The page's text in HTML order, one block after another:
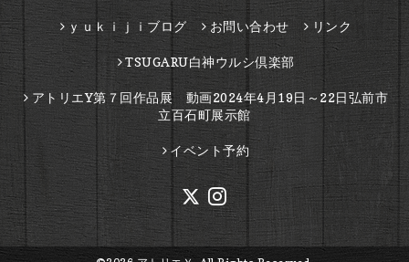
ｙｕｋｉｊｉブログ お問い合わせ リンク
TSUGARU白神ウルシ倶楽部
アトリエY第７回作品展 動画2024年4月19日～22日弘前市
立百石町展示館
イベント予約